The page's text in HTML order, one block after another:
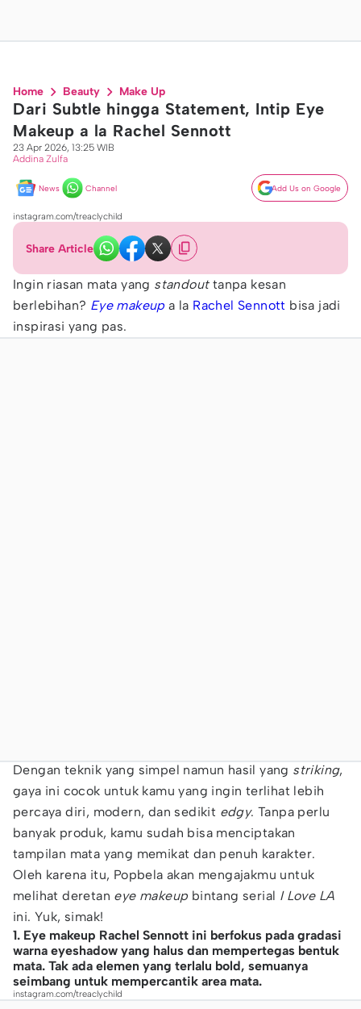
Home Beauty Make Up
Dari Subtle hingga Statement, Intip Eye
Makeup a la Rachel Sennott
23 Apr 2026, 13:25 WIB
Addina Zulfa
News Channel Add Us on Google
instagram.com/treaclychild
Share Article
Ingin riasan mata yang standouttanpa kesan
berlebihan? Eye makeupa la Rachel Sennott bisa jadi
inspirasi yang pas.
Dengan teknik yang simpel namun hasil yang striking,
gaya ini cocok untuk kamu yang ingin terlihat lebih
percaya diri, modern, dan sedikit edgy. Tanpa perlu
banyak produk, kamu sudah bisa menciptakan
tampilan mata yang memikat dan penuh karakter.
Oleh karena itu, Popbela akan mengajakmu untuk
melihat deretan eye makeup bintang serial I Love LA
ini. Yuk, simak!
1. Eye makeup Rachel Sennott ini berfokus pada gradasi
warna eyeshadow yang halus dan mempertegas bentuk
mata. Tak ada elemen yang terlalu bold, semuanya
seimbang untuk mempercantik area mata.
instagram.com/treaclychild